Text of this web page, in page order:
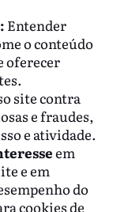
Entender
o conteúdo
oferecer
site contra
e fraudes,
e atividade.
em
e em
do
cookies de